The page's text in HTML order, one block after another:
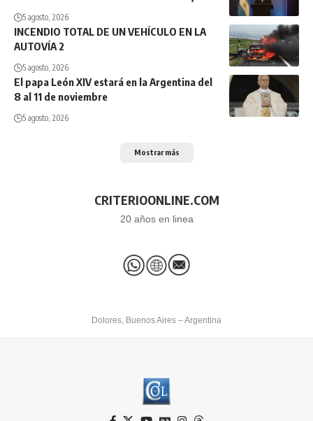
5 agosto, 2026
INCENDIO TOTAL DE UN VEHÍCULO EN LA
AUTOVÍA 2
5 agosto, 2026
El papa León XIV estará en la Argentina del
8 al 11 de noviembre
5 agosto, 2026
Mostrar más
CRITERIOONLINE.COM
20 años en linea
Dolores, Buenos Aires – Argentina